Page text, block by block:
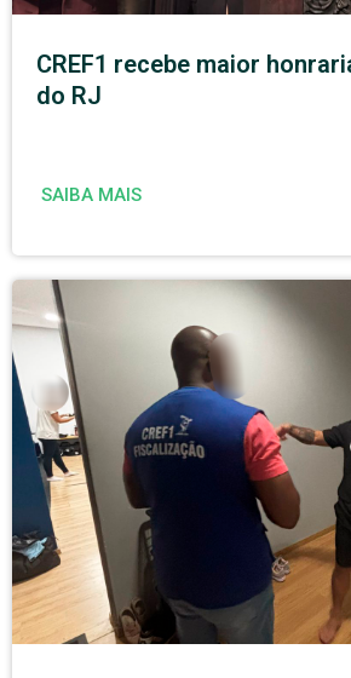
CREF1 recebe maior
do RJ
SAIBA MAIS